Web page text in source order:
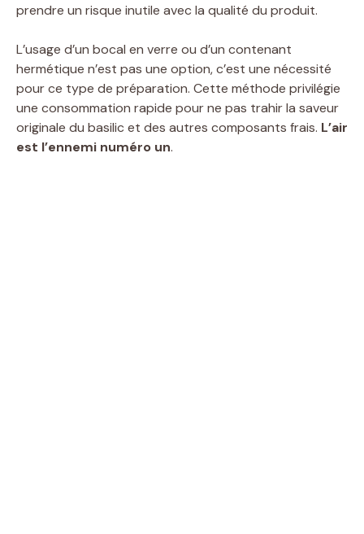
prendre un risque inutile avec la qualité du produit.
L’usage d’un bocal en verre ou d’un contenant
hermétique n’est pas une option, c’est une nécessité
pour ce type de préparation. Cette méthode privilégie
une consommation rapide pour ne pas trahir la saveur
originale du basilic et des autres composants frais. L’air
est l’ennemi numéro un.